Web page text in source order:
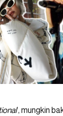
’, mungkin